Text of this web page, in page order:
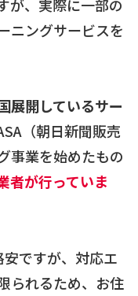
が、実際に一部の
ニングサービスを
展開しているサー
（朝日新聞販売
事業を始めたもの
者が行っていま
ですが、対応エ
られるため、お住